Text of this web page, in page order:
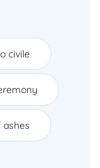
civile